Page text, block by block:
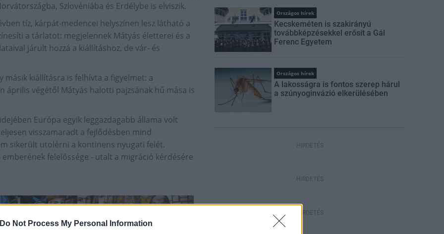
Do Not Process My Personal Information
Szlovéniába és Erdélybe is elviszik.
tíz, kárpát-medencei helyszínen lesz látható a
a tárlatot: megjelennek Mátyás életterei és a
járult hozzá a kiállításhoz, de vár- és
másik kiállításra is felhívta a figyelmet: a
végétől Mátyás halotti pajzsának hű mása is
Európa egyik leggazdagabb állama volt
visszamaradt a fejlődésben mind
sikerült utolérni a kontinens nyugati felét.
felelőssége - utalt a migráció kérdésére
Országos hírek
Kecskeméten is szakirányú
továbbképzésekkel erősít a Gál
Ferenc Egyetem
Országos hírek
A lakosságra is fontos szerep hárul
a szúnyoginvázió elkerülésében
HIRDETÉS
HIRDETÉS
HIRDETÉS